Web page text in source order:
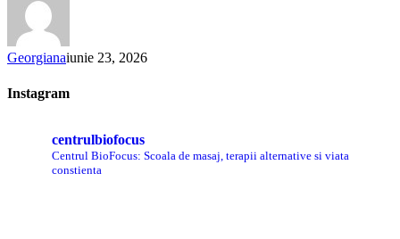
Georgianaiunie 23, 2026
Instagram
centrulbiofocus
Centrul BioFocus: Scoala de masaj, terapii alternative si viata
constienta